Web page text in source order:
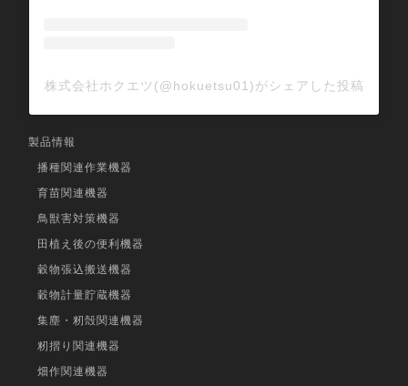
株式会社ホクエツ(@hokuetsu01)がシェアした投稿
製品情報
播種関連作業機器
育苗関連機器
鳥獣害対策機器
田植え後の便利機器
穀物張込搬送機器
穀物計量貯蔵機器
集塵・籾殻関連機器
籾摺り関連機器
畑作関連機器